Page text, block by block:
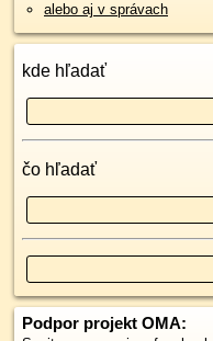
alebo aj v správach
kde hľadať
čo hľadať
Podpor projekt OMA: